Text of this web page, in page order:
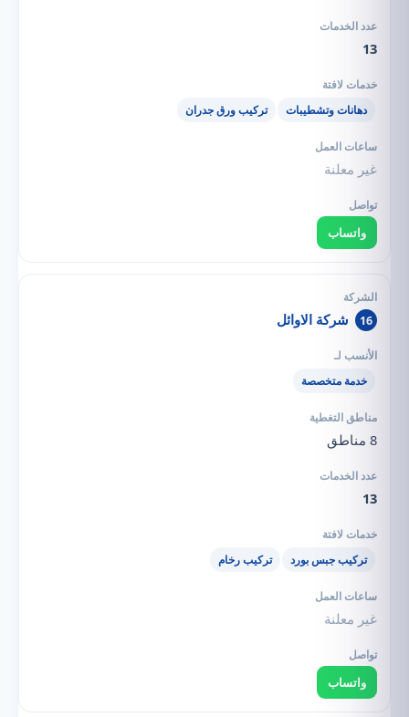
13
دهانات وتشطيبات تركيب ورق جدران
غير معلنة
واتساب
16 شركة الاوائل
خدمة متخصصة
8 مناطق
13
تركيب جبس بورد تركيب رخام
غير معلنة
واتساب